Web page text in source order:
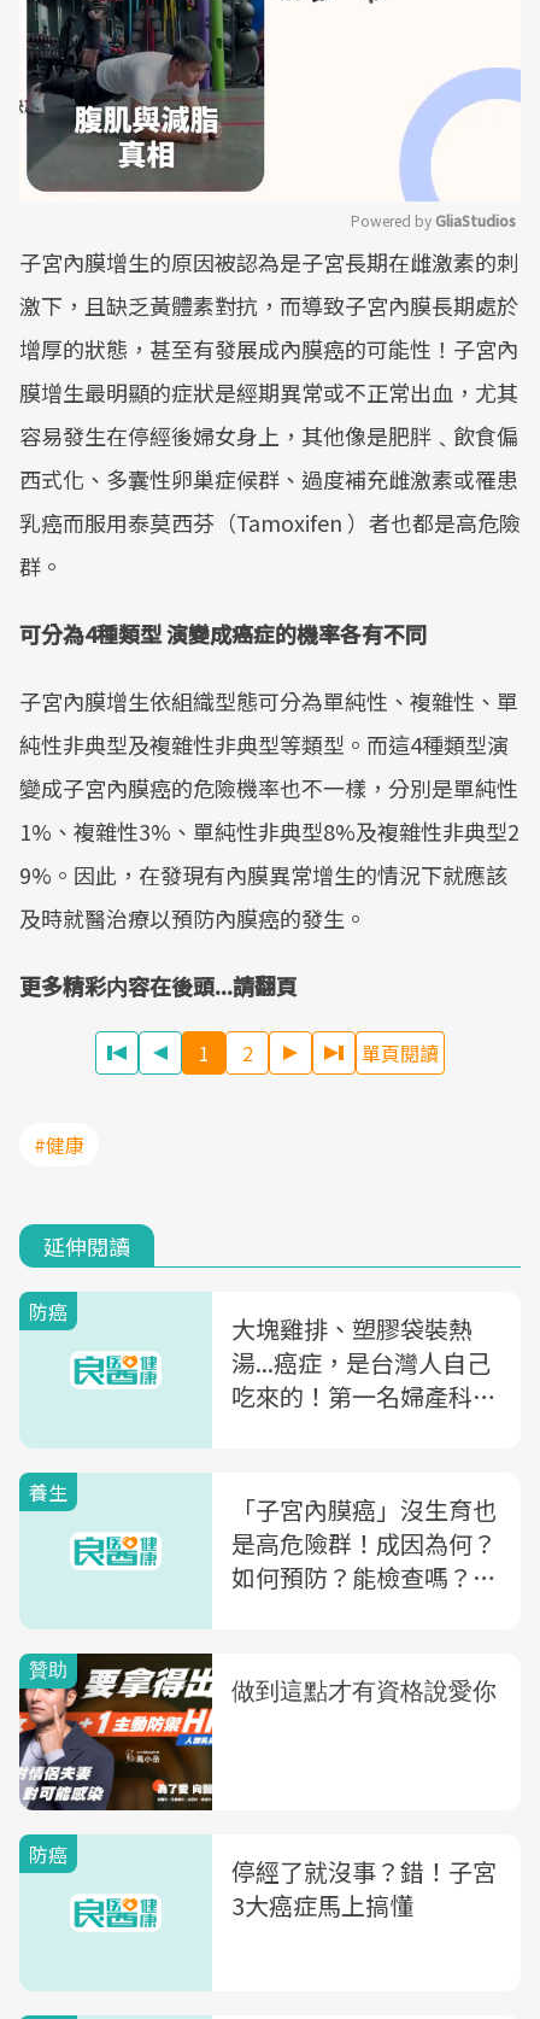
Mute
Powered by GliaStudios
子宮內膜增生的原因被認為是子宮長期在雌激素的刺
激下，且缺乏黃體素對抗，而導致子宮內膜長期處於
增厚的狀態，甚至有發展成內膜癌的可能性！子宮內
膜增生最明顯的症狀是經期異常或不正常出血，尤其
容易發生在停經後婦女身上，其他像是肥胖﹑飲食偏
西式化、多囊性卵巢症候群、過度補充雌激素或罹患
乳癌而服用泰莫西芬（Tamoxifen ）者也都是高危險
群。
可分為4種類型 演變成癌症的機率各有不同
子宮內膜增生依組織型態可分為單純性、複雜性、單
純性非典型及複雜性非典型等類型。而這4種類型演
變成子宮內膜癌的危險機率也不一樣，分別是單純性
1%、複雜性3%、單純性非典型8%及複雜性非典型2
9%。因此，在發現有內膜異常增生的情況下就應該
及時就醫治療以預防內膜癌的發生。
更多精彩内容在後頭...請翻頁
1 2 單頁閱讀
#健康
延伸閱讀
防癌
大塊雞排、塑膠袋裝熱
湯...癌症，是台灣人自己
吃來的！第一名婦產科醫
養生
「子宮內膜癌」沒生育也
是高危險群！成因為何？
如何預防？能檢查嗎？快
防癌
停經了就沒事？錯！子宮
3大癌症馬上搞懂